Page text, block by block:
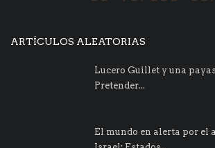
ARTÍCULOS ALEATORIAS
Lucero Guillet y una
Pretender...
El mundo en alerta por el